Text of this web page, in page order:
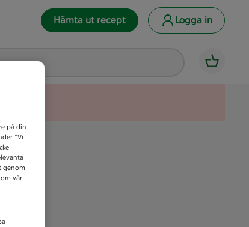
Hämta ut recept Logga in
på din
”Vi
genom
vår